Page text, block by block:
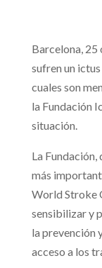
Barcelona, 25
sufren un
cuales son
la Fundación
situación.
La
más
World Stroke
sensibilizar y
la prevención
acceso a los